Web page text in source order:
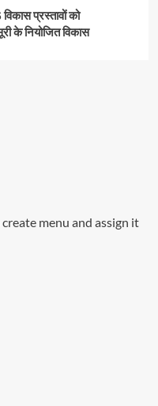
प्रस्तावों को
के नियोजित विकास
menu and assign it